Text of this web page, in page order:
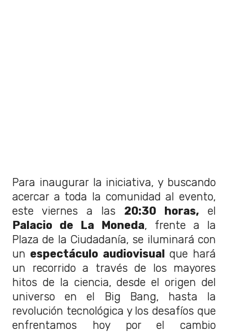
Para inaugurar la iniciativa, y buscando
acercar a toda la comunidad al evento,
este viernes a las 20:30 horas, el
Palacio de La Moneda, frente a la
Plaza de la Ciudadanía, se iluminará con
un espectáculo audiovisual que hará
un recorrido a través de los mayores
hitos de la ciencia, desde el origen del
universo en el Big Bang, hasta la
revolución tecnológica y los desafíos que
enfrentamos hoy por el cambio